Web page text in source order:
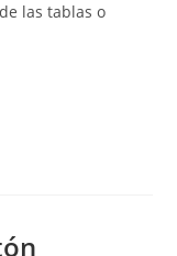
las tablas o